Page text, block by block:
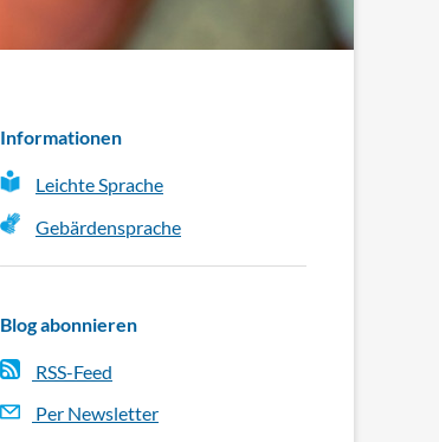
Informationen
Leichte Sprache
Gebärdensprache
Blog abonnieren
RSS-Feed
Per Newsletter